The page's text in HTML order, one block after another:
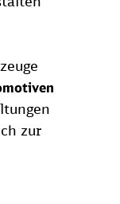
zur